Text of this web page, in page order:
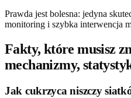
Prawda jest bolesna: jedyna
monitoring i szybka interwencja
Fakty, które musisz
mechanizmy,
Jak cukrzyca niszczy